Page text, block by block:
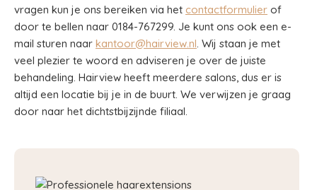
vragen kun je ons bereiken via het contactformulier of
door te bellen naar 0184-767299. Je kunt ons ook een e-
mail sturen naar kantoor@hairview.nl. Wij staan je met
veel plezier te woord en adviseren je over de juiste
behandeling. Hairview heeft meerdere salons, dus er is
altijd een locatie bij je in de buurt. We verwijzen je graag
door naar het dichtstbijzijnde filiaal.